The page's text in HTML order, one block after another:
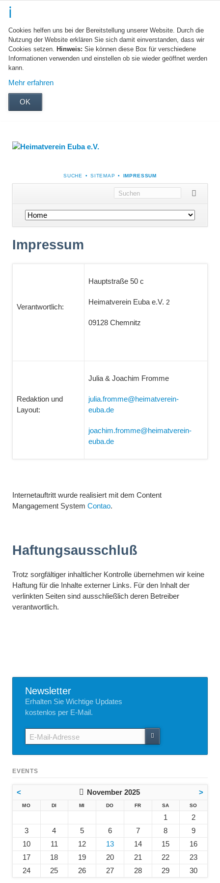
Cookies helfen uns bei der Bereitstellung unserer Website. Durch die
Nutzung der Website erklären Sie sich damit einverstanden, dass wir
Cookies setzen. Hinweis: Sie können diese Box für verschiedene
Informationen verwenden und einstellen ob sie wieder geöffnet werden
kann.
Mehr erfahren
OK
NAVIGATION
ÜBERSPRINGEN
SUCHE SITEMAP IMPRESSUM
Navigation
überspringen
Impressum
Verantwortlich:
Hauptstraße 50 c
Heimatverein Euba e.V. 2
09128 Chemnitz
Redaktion und
Layout:
Julia & Joachim Fromme
julia.fromme@heimatverein-
euba.de
joachim.fromme@heimatverein-
euba.de
Internetauftritt wurde realisiert mit dem Content
Mangagement System Contao.
Haftungsausschluß
Trotz sorgfältiger inhaltlicher Kontrolle übernehmen wir keine
Haftung für die Inhalte externer Links. Für den Inhalt der
verlinkten Seiten sind ausschließlich deren Betreiber
verantwortlich.
Newsletter
Erhalten Sie Wichtige Updates
kostenlos per E-Mail.
E-
Mail-
Adresse
EVENTS
< November 2025 >
MONTAG DI MI TTWOCHDO NNERSTAG
FR SA SO
1
2
3
4 5 6 7 8
9
10
11 12 13 14 15
16
17
18 19 20 21 22
23
24
25 26 27 28 29 30